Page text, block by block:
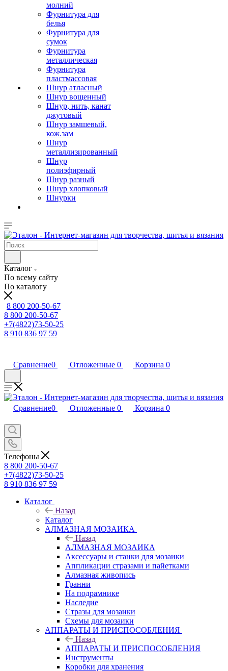
молний
Фурнитура для
белья
Фурнитура для
сумок
Фурнитура
металлическая
Фурнитура
пластмассовая
Шнур атласный
Шнур вощенный
Шнур, нить, канат
джутовый
Шнур замшевый,
кож.зам
Шнур
металлизированный
Шнур
полиэфирный
Шнур разный
Шнур хлопковый
Шнурки
Каталог
По всему сайту
По каталогу
8 800 200-50-67
8 800 200-50-67
+7(4822)73-50-25
8 910 836 97 59
Сравнение0 Отложенные 0 Корзина 0
Сравнение0 Отложенные 0 Корзина 0
Телефоны
8 800 200-50-67
+7(4822)73-50-25
8 910 836 97 59
Каталог
Назад
Каталог
АЛМАЗНАЯ МОЗАИКА
Назад
АЛМАЗНАЯ МОЗАИКА
Аксессуары и станки для мозаики
Аппликации стразами и пайетками
Алмазная живопись
Гранни
На подрамнике
Наследие
Стразы для мозаики
Схемы для мозаики
АППАРАТЫ И ПРИСПОСОБЛЕНИЯ
Назад
АППАРАТЫ И ПРИСПОСОБЛЕНИЯ
Инструменты
Коробки для хранения